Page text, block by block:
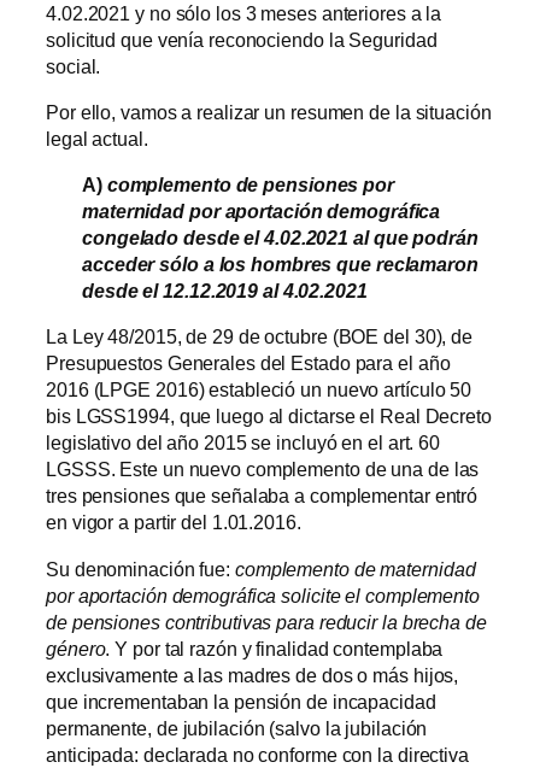
4.02.2021 y no sólo los 3 meses anteriores a la
solicitud que venía reconociendo la Seguridad
social.
Por ello, vamos a realizar un resumen de la situación
legal actual.
A) complemento de pensiones por
maternidad por aportación demográfica
congelado desde el 4.02.2021 al que podrán
acceder sólo a los hombres que reclamaron
desde el 12.12.2019 al 4.02.2021
La Ley 48/2015, de 29 de octubre (BOE del 30), de
Presupuestos Generales del Estado para el año
2016 (LPGE 2016) estableció un nuevo artículo 50
bis LGSS1994, que luego al dictarse el Real Decreto
legislativo del año 2015 se incluyó en el art. 60
LGSSS. Este un nuevo complemento de una de las
tres pensiones que señalaba a complementar entró
en vigor a partir del 1.01.2016.
Su denominación fue: complemento de maternidad
por aportación demográfica solicite el complemento
de pensiones contributivas para reducir la brecha de
género. Y por tal razón y finalidad contemplaba
exclusivamente a las madres de dos o más hijos,
que incrementaban la pensión de incapacidad
permanente, de jubilación (salvo la jubilación
anticipada: declarada no conforme con la directiva